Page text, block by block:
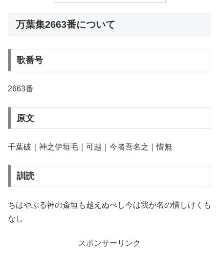
万葉集2663番について
歌番号
2663番
原文
千葉破｜神之伊垣毛｜可越｜今者吾名之｜惜無
訓読
ちはやぶる神の斎垣も越えぬべし今は我が名の惜しけくも
なし
スポンサーリンク